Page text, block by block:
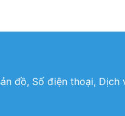
đồ, Số điện thoại, Dịch